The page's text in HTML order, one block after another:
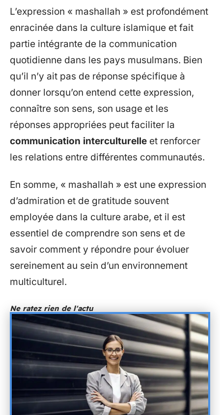
L’expression « mashallah » est profondément
enracinée dans la culture islamique et fait
partie intégrante de la communication
quotidienne dans les pays musulmans. Bien
qu’il n’y ait pas de réponse spécifique à
donner lorsqu’on entend cette expression,
connaître son sens, son usage et les
réponses appropriées peut faciliter la
communication interculturelle et renforcer
les relations entre différentes communautés.
En somme, « mashallah » est une expression
d’admiration et de gratitude souvent
employée dans la culture arabe, et il est
essentiel de comprendre son sens et de
savoir comment y répondre pour évoluer
sereinement au sein d’un environnement
multiculturel.
Ne ratez rien de l'actu